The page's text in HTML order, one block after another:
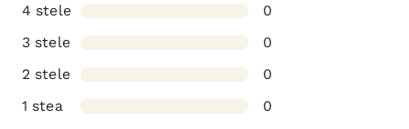
4 stele
0
3 stele
0
2 stele
0
1 stea
0